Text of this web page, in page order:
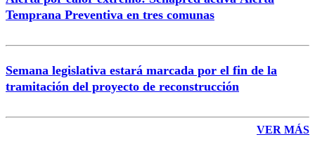
Temprana Preventiva en tres comunas
Semana legislativa estará marcada por el fin de la
tramitación del proyecto de reconstrucción
VER MÁS